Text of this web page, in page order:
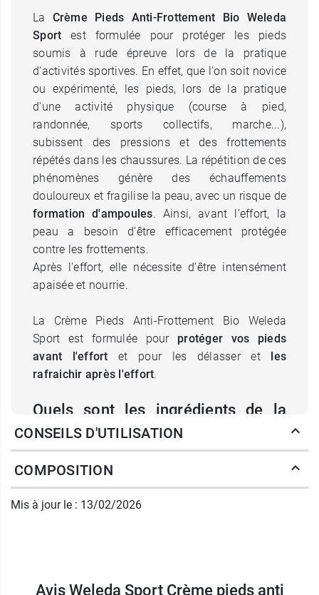
La Crème Pieds Anti-Frottement Bio Weleda
Sport est formulée pour protéger les pieds
soumis à rude épreuve lors de la pratique
d'activités sportives. En effet, que l'on soit novice
ou expérimenté, les pieds, lors de la pratique
d'une activité physique (course à pied,
randonnée, sports collectifs, marche...),
subissent des pressions et des frottements
répétés dans les chaussures. La répétition de ces
phénomènes génère des échauffements
douloureux et fragilise la peau, avec un risque de
formation d'ampoules. Ainsi, avant l’effort, la
peau a besoin d’être efficacement protégée
contre les frottements.
Après l'effort, elle nécessite d’être intensément
apaisée et nourrie.
La Crème Pieds Anti-Frottement Bio Weleda
Sport est formulée pour protéger vos pieds
avant l'effort et pour les délasser et les
rafraichir après l'effort.
Quels sont les ingrédients de la
Crème Pieds Anti-Frottement Bio
La Crème Pieds Anti-Frottements Weleda Sport
est un soin pour les pieds formulé à partir
CONSEILS D'UTILISATION
COMPOSITION
Mis à jour le : 13/02/2026
Avis Weleda Sport Crème pieds anti